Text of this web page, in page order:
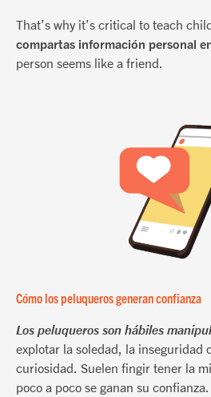
That’s why it’s critical to teach
compartas información personal
person seems like a friend.
Cómo los peluqueros generan confianza
Los peluqueros son hábiles
explotar la soledad, la inseguridad
curiosidad. Suelen fingir tener la
poco a poco se ganan su confianza.